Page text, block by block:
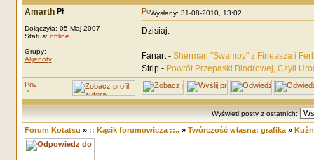
Amarth
Dołączyła: 05 Maj 2007
Status: offline
Grupy:
Alijenoty
Wysłany: 31-08-2010, 13:02
Dzisiaj:
Fanart - Sherman "Swampy" z Fineasza i
Strip - Powrót Przepaski Biodrowej, Czyli
Wyświetl posty z ostatnich:
Forum Kotatsu » :: Kącik forumowicza ::..» Twórczość własna: grafika»